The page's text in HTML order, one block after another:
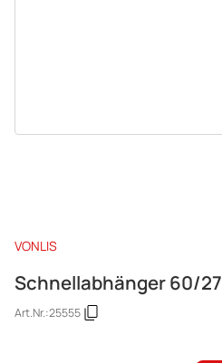
VONLIS
Schnellabhänger 60/27
Art.Nr.:25555